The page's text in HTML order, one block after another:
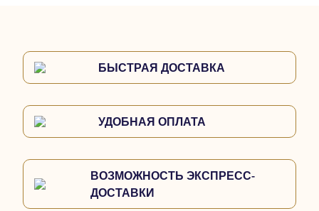
БЫСТРАЯ ДОСТАВКА
УДОБНАЯ ОПЛАТА
ВОЗМОЖНОСТЬ ЭКСПРЕСС-
ДОСТАВКИ